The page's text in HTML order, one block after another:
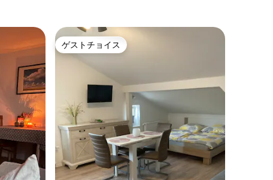
ゲストチョイス
ゲストチョイス